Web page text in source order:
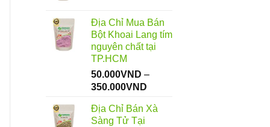
Địa Chỉ Mua Bán
Bột Khoai Lang tím
nguyên chất tại
TP.HCM
50.000VND –
350.000VND
từ
Địa Chỉ Bán Xà
Sàng Tử Tại